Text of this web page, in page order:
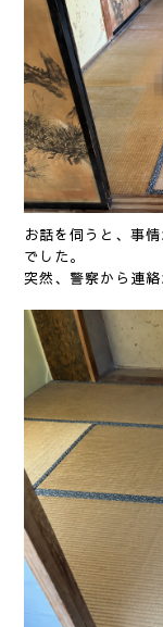
お話を伺うと、事
でした。
突然、警察から連